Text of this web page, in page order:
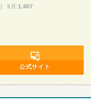
6月: 1,607
公式サイト